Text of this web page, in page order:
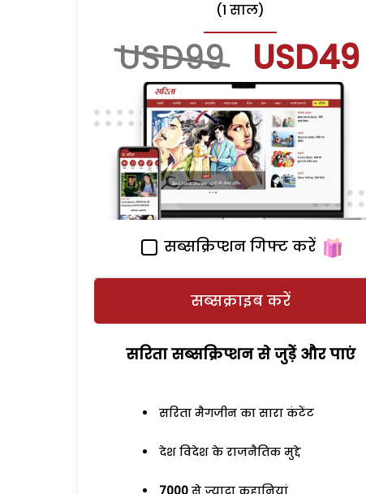
(1 साल)
USD99 USD49
सब्सक्रिप्शन गिफ्ट करें
सब्सक्राइब करें
सरिता सब्सक्रिप्शन से जुड़ेें और पाएं
सरिता मैगजीन का सारा कंटेंट
देश विदेश के राजनैतिक मुद्दे